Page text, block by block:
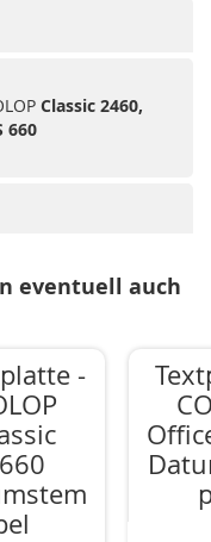
Classic 2460,
660
eventuell auch
-